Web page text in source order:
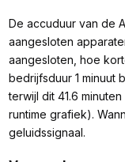
De accuduur van de
aangesloten
aangesloten, hoe
bedrijfsduur 1 minuut
terwijl dit 41.6
runtime grafiek).
geluidssignaal.